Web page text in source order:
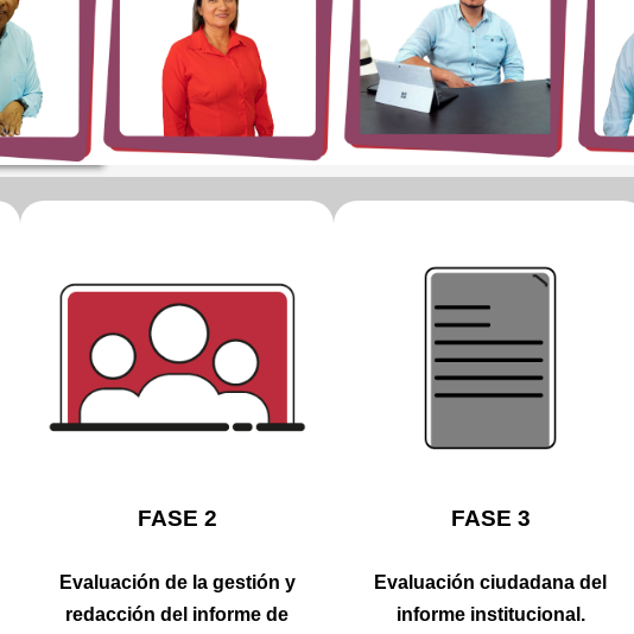
FASE 2
Evaluación de la gestión y
redacción del informe de
FASE 3
Evaluación ciudadana del
informe institucional.